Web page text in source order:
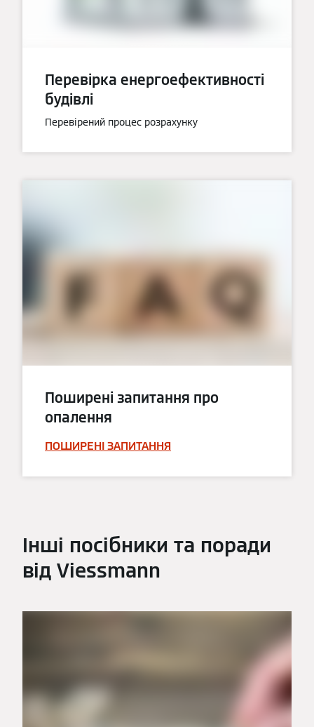
Перевірка енергоефективності
будівлі
Перевірений процес розрахунку
Поширені запитання про
опалення
ПОШИРЕНІ ЗАПИТАННЯ
Інші посібники та поради
від Viessmann